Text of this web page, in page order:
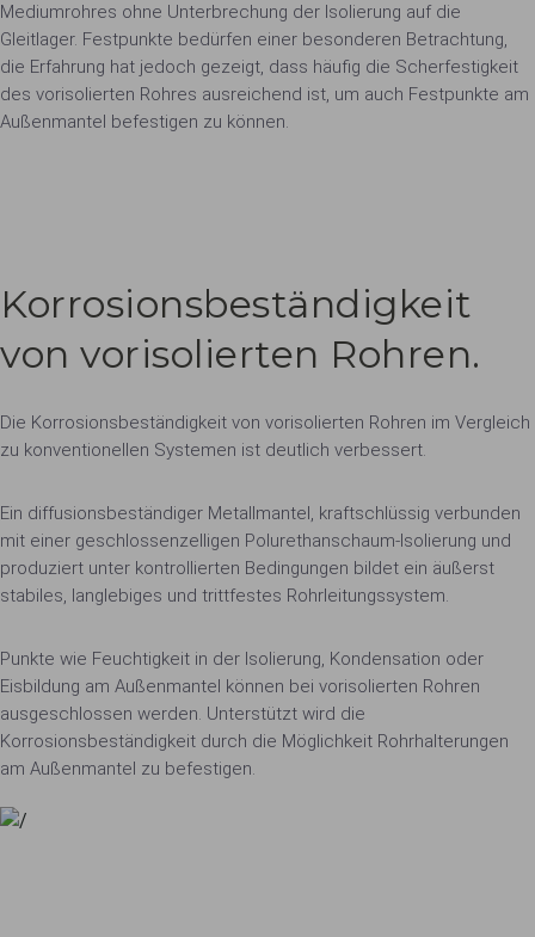
Mediumrohres ohne Unterbrechung der Isolierung auf die
Gleitlager. Festpunkte bedürfen einer besonderen Betrachtung,
die Erfahrung hat jedoch gezeigt, dass häufig die Scherfestigkeit
des vorisolierten Rohres ausreichend ist, um auch Festpunkte am
Außenmantel befestigen zu können.
Korrosionsbeständigkeit
von vorisolierten Rohren.
Die Korrosionsbeständigkeit von vorisolierten Rohren im Vergleich
zu konventionellen Systemen ist deutlich verbessert.
Ein diffusionsbeständiger Metallmantel, kraftschlüssig verbunden
mit einer geschlossenzelligen Polurethanschaum-Isolierung und
produziert unter kontrollierten Bedingungen bildet ein äußerst
stabiles, langlebiges und trittfestes Rohrleitungssystem.
Punkte wie Feuchtigkeit in der Isolierung, Kondensation oder
Eisbildung am Außenmantel können bei vorisolierten Rohren
ausgeschlossen werden. Unterstützt wird die
Korrosionsbeständigkeit durch die Möglichkeit Rohrhalterungen
am Außenmantel zu befestigen.